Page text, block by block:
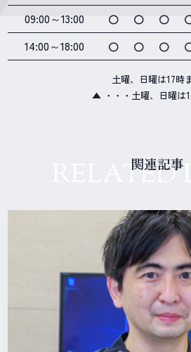
09:00～13:00
〇 〇 〇
14:00～18:00
〇 〇 〇
土曜、日曜は17時
▲ ・・・土曜、日曜は
RELATED
関連記事